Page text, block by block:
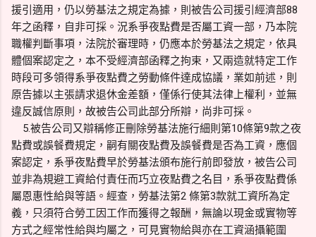
援引適用，仍以勞基法之規定為據，則被告公司援引經濟部88
年之函釋，自非可採。況系爭夜點費是否屬工資一部，乃本院
職權判斷事項，法院於審理時，仍應本於勞基法之規定，依具
體個案認定之，本不受經濟部函釋之拘束，又兩造就特定工作
時段可多領得系爭夜點費之勞動條件達成協議，業如前述，則
原告據以主張請求退休金差額，僅係行使其法律上權利，並無
違反誠信原則，故被告公司此部分所辯，尚非可採。
5.被告公司又辯稱修正刪除勞基法施行細則第10條第9款之夜
點費或誤餐費規定，嗣有關夜點費及誤餐費是否為工資，應個
案認定，系爭夜點費早於勞基法頒布施行前即發放，被告公司
並非為規避工資給付責任而巧立夜點費之名目，系爭夜點費係
屬恩惠性給與等語。經查，勞基法第2 條第3款就工資所為定
義，只須符合勞工因工作而獲得之報酬，無論以現金或實物等
方式之經常性給與均屬之，可見實物給與亦在工資涵攝範圍